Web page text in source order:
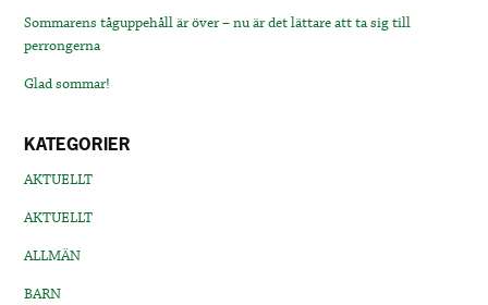
Sommarens tåguppehåll är över – nu är det lättare att ta sig till
perrongerna
Glad sommar!
KATEGORIER
AKTUELLT
AKTUELLT
ALLMÄN
BARN